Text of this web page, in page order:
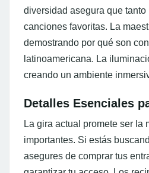
diversidad asegura que
canciones favoritas. La
demostrando por qué son
latinoamericana. La
creando un ambiente
Detalles Esenciales
La gira actual promete ser
importantes. Si estás
asegures de comprar tus